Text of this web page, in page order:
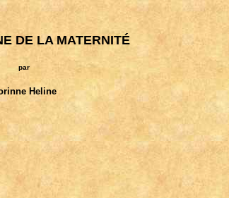
DE LA MATERNITÉ
par
Heline